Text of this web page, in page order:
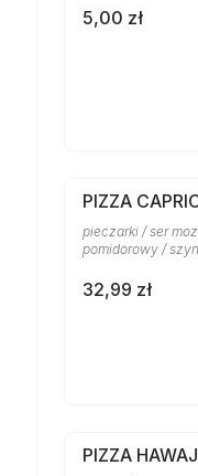
5,00 zł
PIZZA
pieczarki / ser
pomidorowy /
32,99 zł
PIZZA